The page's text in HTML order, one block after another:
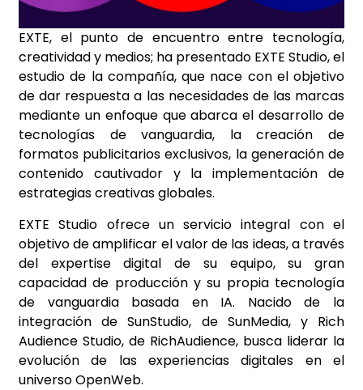
EXTE, el punto de encuentro entre tecnología,
creatividad y medios; ha presentado EXTE Studio, el
estudio de la compañía, que nace con el objetivo
de dar respuesta a las necesidades de las marcas
mediante un enfoque que abarca el desarrollo de
tecnologías de vanguardia, la creación de
formatos publicitarios exclusivos, la generación de
contenido cautivador y la implementación de
estrategias creativas globales.
EXTE Studio ofrece un servicio integral con el
objetivo de amplificar el valor de las ideas, a través
del expertise digital de su equipo, su gran
capacidad de producción y su propia tecnología
de vanguardia basada en IA. Nacido de la
integración de SunStudio, de SunMedia, y Rich
Audience Studio, de RichAudience, busca liderar la
evolución de las experiencias digitales en el
universo OpenWeb.